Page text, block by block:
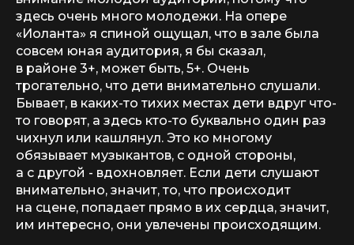
здесь очень много молодежи. На опере
«Иоланта» я спиной ощущал, что в зале была
совсем юная аудитория, я бы сказал,
в районе 3+, может быть, 5+. Очень
трогательно, что дети внимательно слушали.
Бывает, в каких-то тихих местах дети вдруг что-
то говорят, а здесь кто-то буквально один раз
чихнул или кашлянул. Это ко многому
обязывает музыкантов, с одной стороны,
а с другой - вдохновляет. Если дети слушают
внимательно, значит, то, что происходит
на сцене, попадает прямо в их сердца, значит,
им интересно, они увлечены происходящим.